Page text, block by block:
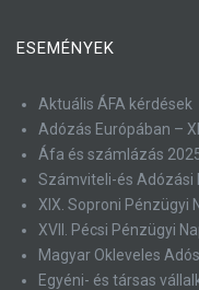
ESEMÉNYEK
Aktuális ÁFA kérdések
Adózás Európában –
Áfa és számlázás
Számviteli-és Adózási
XIX. Soproni Pénzügyi
XVII. Pécsi Pénzügyi
Magyar Okleveles
Egyéni- és társas